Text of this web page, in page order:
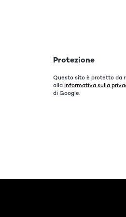
Protezione
Questo sito è protetto da
alla Informativa sulla
di Google.